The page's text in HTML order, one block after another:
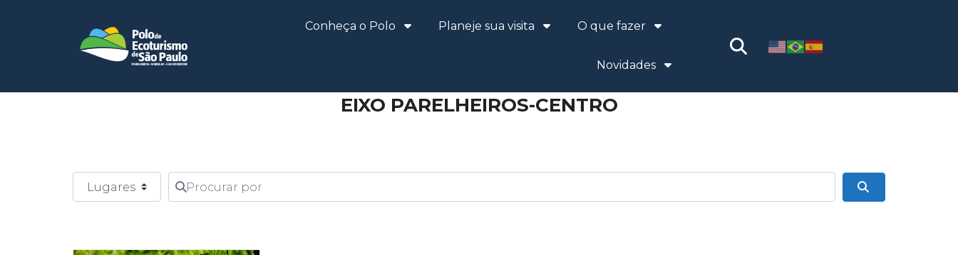
Conheça o Polo Planeje sua visita O que fazer
Novidades
EIXO PARELHEIROS-CENTRO
Select search type